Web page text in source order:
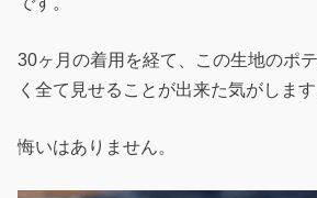
30ヶ月の着用を経て、この生地のポ
く全て見せることが出来た気がします
悔いはありません。